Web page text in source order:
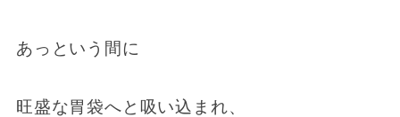
あっという間に
旺盛な胃袋へと吸い込まれ、